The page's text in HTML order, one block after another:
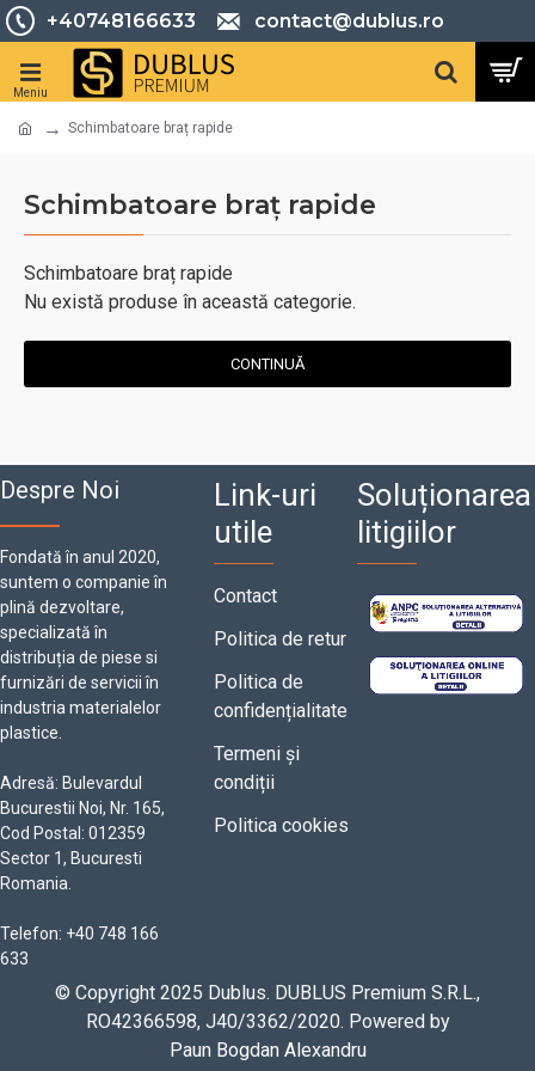
+40748166633 contact@dublus.ro
Schimbatoare braț rapide
Schimbatoare braț rapide
Schimbatoare braț rapide
Nu există produse în această categorie.
CONTINUĂ
Despre Noi
Fondată în anul 2020,
suntem o companie în
plină dezvoltare,
specializată în
distribuția de piese si
furnizări de servicii în
industria materialelor
plastice.
Adresă: Bulevardul
Bucurestii Noi, Nr. 165,
Cod Postal: 012359
Sector 1, Bucuresti
Romania.
Telefon: +40 748 166
633
Link-uri
utile
Contact
Politica de retur
Politica de
confidențialitate
Termeni și
condiții
Politica cookies
Soluționarea
litigiilor
© Copyright 2025 Dublus. DUBLUS Premium S.R.L.,
RO42366598, J40/3362/2020. Powered by
Paun Bogdan Alexandru